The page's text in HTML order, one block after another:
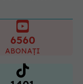
ABONAȚI
1401
URMĂRITORI